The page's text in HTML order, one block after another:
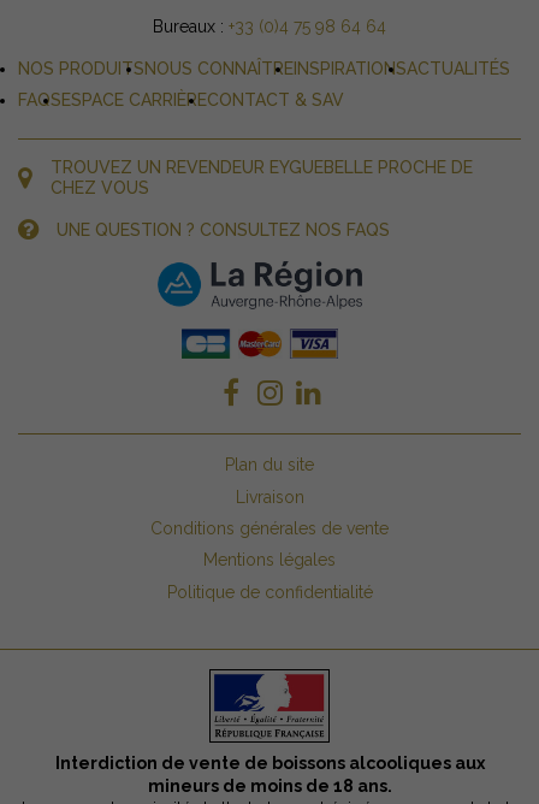
Bureaux : +33 (0)4 75 98 64 64
NOS PRODUITSNOUS CONNAÎTRE INSPIRATIONSACTUALITÉS
FAQSESPACE CARRIÈRECONTACT & SAV
TROUVEZ UN REVENDEUR EYGUEBELLE PROCHE DE
CHEZ VOUS
UNE QUESTION ? CONSULTEZ NOS FAQS
Plan du site
Livraison
Conditions générales de vente
Mentions légales
Politique de confidentialité
Interdiction de vente de boissons alcooliques aux
mineurs de moins de 18 ans.